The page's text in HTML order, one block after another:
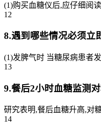
(1)购买血糖仪后,应仔细阅
12
8.遇到哪些情况必须立
(1)发脾气时 当糖尿病患者
13
9.餐后2小时血糖监测
研究表明,餐后血糖升高,对
14